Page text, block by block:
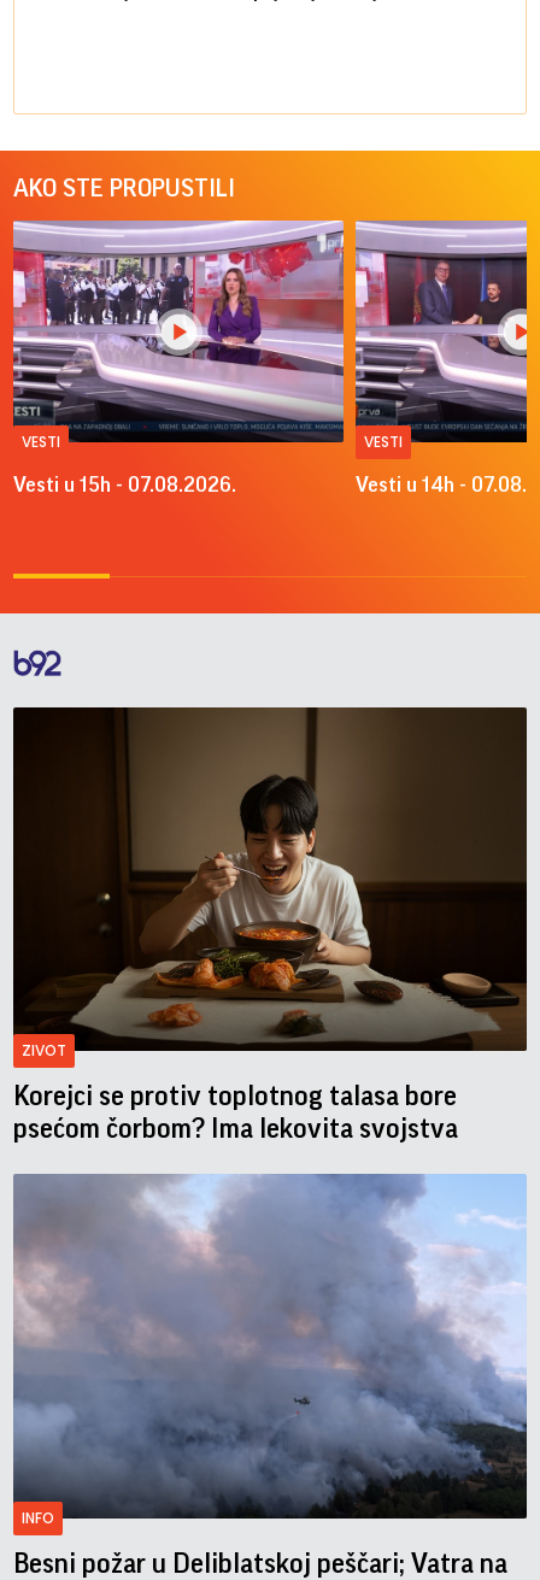
AKO STE PROPUSTILI
VESTI
Vesti u 15h - 07.08.2026.
VESTI
Vesti u 14h -
ZIVOT
Korejci se protiv toplotnog talasa bore
psećom čorbom? Ima lekovita svojstva
INFO
Besni požar u Deliblatskoj peščari; Vatra na